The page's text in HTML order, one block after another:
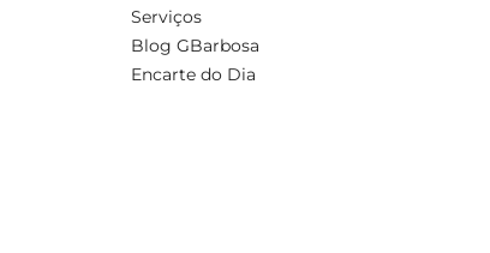
Serviços
Blog GBarbosa
Encarte do Dia